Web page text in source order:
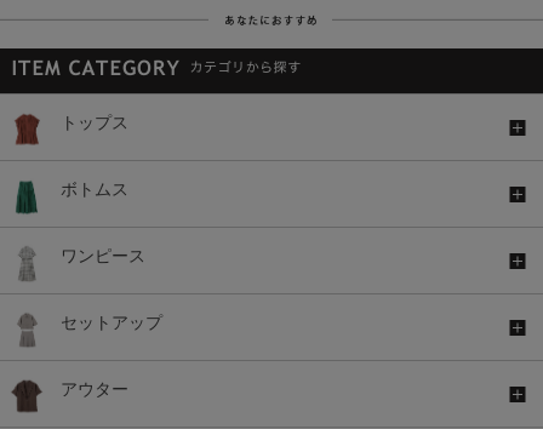
トップス
ボトムス
ワンピース
セットアップ
アウター